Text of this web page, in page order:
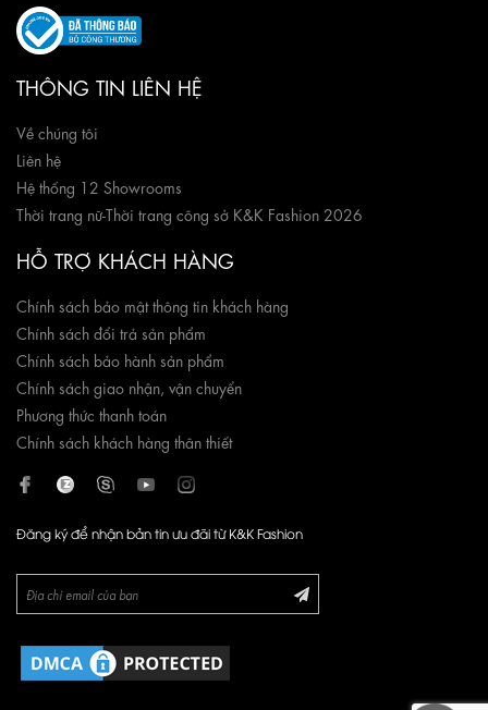
THÔNG TIN LIÊN HỆ
Về chúng tôi
Liên hệ
Hệ thống 12 Showrooms
Thời trang nữ-Thời trang công sở K&K Fashion 2026
HỖ TRỢ KHÁCH HÀNG
Chính sách bảo mật thông tin khách hàng
Chính sách đổi trả sản phẩm
Chính sách bảo hành sản phẩm
Chính sách giao nhận, vận chuyển
Phương thức thanh toán
Chính sách khách hàng thân thiết
Đăng ký để nhận bản tin ưu đãi từ K&K Fashion